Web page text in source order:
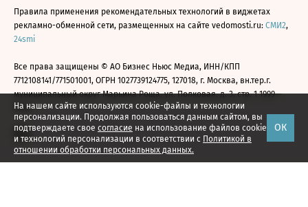
На нашем сайте используются cookie-файлы и технологии
персонализации. Продолжая пользоваться данным сайтом, вы
подтверждаете свое согласие на использование файлов cookie
и технологий персонализации в соответствии с Политикой в
отношении обработки персональных данных.
ОК
Правила применения рекомендательных технологий в виджетах
рекламно-обменной сети, размещенных на сайте vedomosti.ru: СМИ2,
24smi
Все права защищены © АО Бизнес Ньюс Медиа, ИНН/КПП
7712108141/771501001, ОГРН 1027739124775, 127018, г. Москва, вн.тер.г.
муниципальный округ Марьина Роща, ул. Полковая, д. 3, стр. 1 1999—
2026